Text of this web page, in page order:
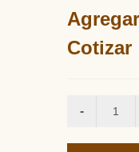
Cotizar